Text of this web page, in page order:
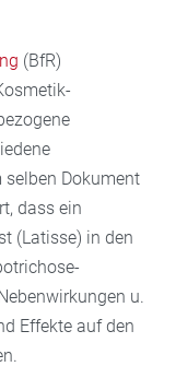
(BfR)
Dokument
dass ein
(Latisse) in den
u.
Effekte auf den